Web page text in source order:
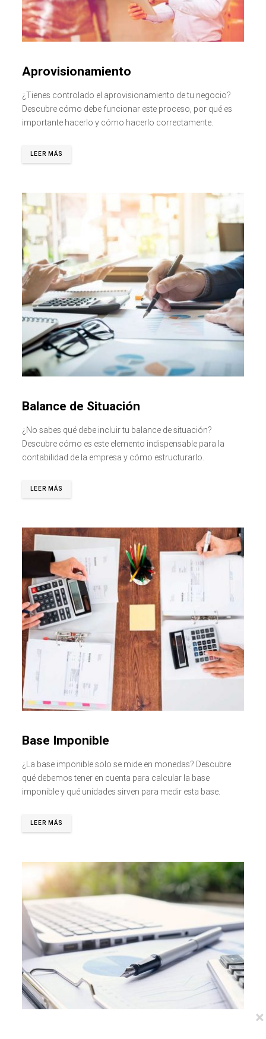
Aprovisionamiento
¿Tienes controlado el aprovisionamiento de tu negocio?
Descubre cómo debe funcionar este proceso, por qué es
importante hacerlo y cómo hacerlo correctamente.
LEER MÁS
Balance de Situación
¿No sabes qué debe incluir tu balance de situación?
Descubre cómo es este elemento indispensable para la
contabilidad de la empresa y cómo estructurarlo.
LEER MÁS
Base Imponible
¿La base imponible solo se mide en monedas? Descubre
qué debemos tener en cuenta para calcular la base
imponible y qué unidades sirven para medir esta base.
LEER MÁS
×